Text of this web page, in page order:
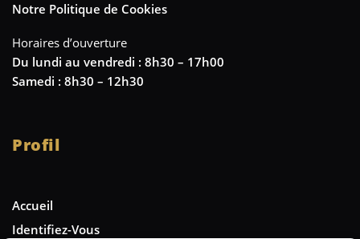
Notre Politique de Cookies
Horaires d’ouverture
Du lundi au vendredi : 8h30 – 17h00
Samedi : 8h30 – 12h30
Profil
Accueil
Identifiez-Vous